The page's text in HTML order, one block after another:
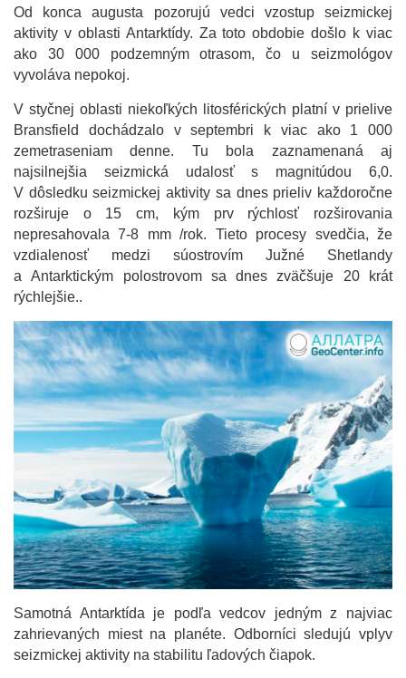
Od konca augusta pozorujú vedci vzostup seizmickej
aktivity v oblasti Antarktídy. Za toto obdobie došlo k viac
ako 30 000 podzemným otrasom, čo u seizmológov
vyvoláva nepokoj.
V styčnej oblasti niekoľkých litosférických platní v prielive
Bransfield dochádzalo v septembri k viac ako 1 000
zemetraseniam denne. Tu bola zaznamenaná aj
najsilnejšia seizmická udalosť s magnitúdou 6,0.
V dôsledku seizmickej aktivity sa dnes prieliv každoročne
rozširuje o 15 cm, kým prv rýchlosť rozširovania
nepresahovala 7-8 mm /rok. Tieto procesy svedčia, že
vzdialenosť medzi súostrovím Južné Shetlandy
a Antarktickým polostrovom sa dnes zväčšuje 20 krát
rýchlejšie..
Samotná Antarktída je podľa vedcov jedným z najviac
zahrievaných miest na planéte. Odborníci sledujú vplyv
seizmickej aktivity na stabilitu ľadových čiapok.